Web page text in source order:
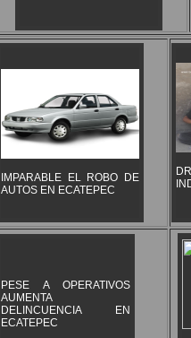
IMPARABLE EL ROBO DE
AUTOS EN ECATEPEC
PESE A OPERATIVOS
AUMENTA
DELINCUENCIA EN
ECATEPEC